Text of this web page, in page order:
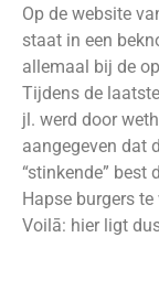
Op de website
staat in een
allemaal bij de
Tijdens de
jl. werd door
aangegeven dat
“stinkende”
Hapse burgers
Voilā: hier ligt